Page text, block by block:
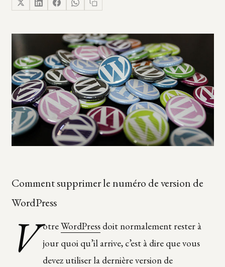
Comment supprimer le numéro de version de
WordPress
V otreWordPress doit normalement rester à
jour quoi qu’il arrive, c’est à dire que vous
devez utiliser la dernière version de